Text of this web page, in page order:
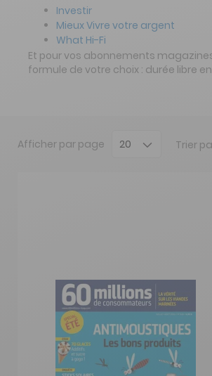
Investir
Mieux Vivre votre argent
What Hi-Fi
Et pour vos abonnements
formule de votre choix : durée libre
Afficher par page Trier